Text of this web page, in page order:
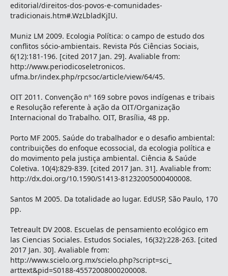
editorial/direitos-dos-povos-e-comunidades-
tradicionais.htm#.WzLbladKjIU.
Muniz LM 2009. Ecologia Política: o campo de estudo dos
conflitos sócio-ambientais. Revista Pós Ciências Sociais,
6(12):181-196. [cited 2017 Jan. 29]. Avaliable from:
http://www.periodicoseletronicos.
ufma.br/index.php/rpcsoc/article/view/64/45.
OIT 2011. Convenção nº 169 sobre povos indígenas e tribais
e Resolução referente à ação da OIT/Organização
Internacional do Trabalho. OIT, Brasília, 48 pp.
Porto MF 2005. Saúde do trabalhador e o desafio ambiental:
contribuições do enfoque ecossocial, da ecologia política e
do movimento pela justiça ambiental. Ciência & Saúde
Coletiva. 10(4):829-839. [cited 2017 Jan. 31]. Avaliable from:
http://dx.doi.org/10.1590/S1413-81232005000400008.
Santos M 2005. Da totalidade ao lugar. EdUSP, São Paulo, 170
pp.
Tetreault DV 2008. Escuelas de pensamiento ecológico em
las Ciencias Sociales. Estudos Sociales, 16(32):228-263. [cited
2017 Jan. 30]. Avaliable from:
http://www.scielo.org.mx/scielo.php?script=sci_
arttext&pid=S0188-45572008000200008.